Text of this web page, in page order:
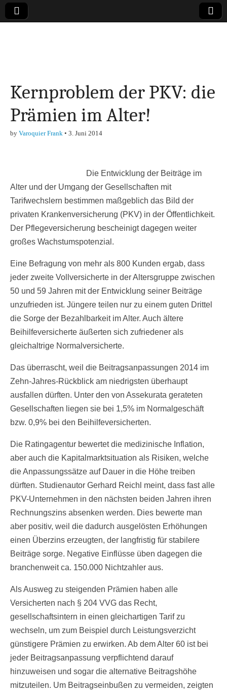
Finanzen,
Marketing-, Vertrieb-
Kernproblem der PKV: die
Prämien im Alter!
by Varoquier Frank • 3. Juni 2014
Die Entwicklung der Beiträge im
Alter und der Umgang der Gesellschaften mit
Tarifwechslern bestimmen maßgeblich das Bild der
privaten Krankenversicherung (PKV) in der Öffentlichkeit.
Der Pflegeversicherung bescheinigt dagegen weiter
großes Wachstumspotenzial.
Eine Befragung von mehr als 800 Kunden ergab, dass
jeder zweite Vollversicherte in der Altersgruppe zwischen
50 und 59 Jahren mit der Entwicklung seiner Beiträge
unzufrieden ist. Jüngere teilen nur zu einem guten Drittel
die Sorge der Bezahlbarkeit im Alter. Auch ältere
Beihilfeversicherte äußerten sich zufriedener als
gleichaltrige Normalversicherte.
Das überrascht, weil die Beitragsanpassungen 2014 im
Zehn-Jahres-Rückblick am niedrigsten überhaupt
ausfallen dürften. Unter den von Assekurata gerateten
Gesellschaften liegen sie bei 1,5% im Normalgeschäft
bzw. 0,9% bei den Beihilfeversicherten.
Die Ratingagentur bewertet die medizinische Inflation,
aber auch die Kapitalmarktsituation als Risiken, welche
die Anpassungssätze auf Dauer in die Höhe treiben
dürften. Studienautor Gerhard Reichl meint, dass fast alle
PKV-Unternehmen in den nächsten beiden Jahren ihren
Rechnungszins absenken werden. Dies bewerte man
aber positiv, weil die dadurch ausgelösten Erhöhungen
einen Überzins erzeugten, der langfristig für stabilere
Beiträge sorge. Negative Einflüsse üben dagegen die
branchenweit ca. 150.000 Nichtzahler aus.
Als Ausweg zu steigenden Prämien haben alle
Versicherten nach § 204 VVG das Recht,
gesellschaftsintern in einen gleichartigen Tarif zu
wechseln, um zum Beispiel durch Leistungsverzicht
günstigere Prämien zu erwirken. Ab dem Alter 60 ist bei
jeder Beitragsanpassung verpflichtend darauf
hinzuweisen und sogar die alternative Beitragshöhe
mitzuteilen. Um Beitragseinbußen zu vermeiden, zeigten